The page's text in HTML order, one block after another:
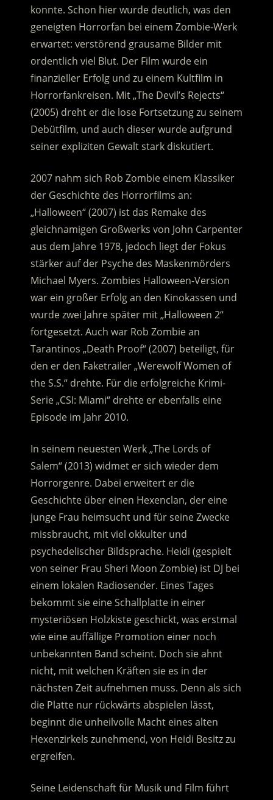
konnte. Schon hier wurde deutlich, was den
geneigten Horrorfan bei einem Zombie-Werk
erwartet: verstörend grausame Bilder mit
ordentlich viel Blut. Der Film wurde ein
finanzieller Erfolg und zu einem Kultfilm in
Horrorfankreisen. Mit „The Devil’s Rejects“
(2005) dreht er die lose Fortsetzung zu seinem
Debütfilm, und auch dieser wurde aufgrund
seiner expliziten Gewalt stark diskutiert.
2007 nahm sich Rob Zombie einem Klassiker
der Geschichte des Horrorfilms an:
„Halloween“ (2007) ist das Remake des
gleichnamigen Großwerks von John Carpenter
aus dem Jahre 1978, jedoch liegt der Fokus
stärker auf der Psyche des Maskenmörders
Michael Myers. Zombies Halloween-Version
war ein großer Erfolg an den Kinokassen und
wurde zwei Jahre später mit „Halloween 2“
fortgesetzt. Auch war Rob Zombie an
Tarantinos „Death Proof“ (2007) beteiligt, für
den er den Faketrailer „Werewolf Women of
the S.S.“ drehte. Für die erfolgreiche Krimi-
Serie „CSI: Miami“ drehte er ebenfalls eine
Episode im Jahr 2010.
In seinem neuesten Werk „The Lords of
Salem“ (2013) widmet er sich wieder dem
Horrorgenre. Dabei erweitert er die
Geschichte über einen Hexenclan, der eine
junge Frau heimsucht und für seine Zwecke
missbraucht, mit viel okkulter und
psychedelischer Bildsprache. Heidi (gespielt
von seiner Frau Sheri Moon Zombie) ist DJ bei
einem lokalen Radiosender. Eines Tages
bekommt sie eine Schallplatte in einer
mysteriösen Holzkiste geschickt, was erstmal
wie eine auffällige Promotion einer noch
unbekannten Band scheint. Doch sie ahnt
nicht, mit welchen Kräften sie es in der
nächsten Zeit aufnehmen muss. Denn als sich
die Platte nur rückwärts abspielen lässt,
beginnt die unheilvolle Macht eines alten
Hexenzirkels zunehmend, von Heidi Besitz zu
ergreifen.
Seine Leidenschaft für Musik und Film führt